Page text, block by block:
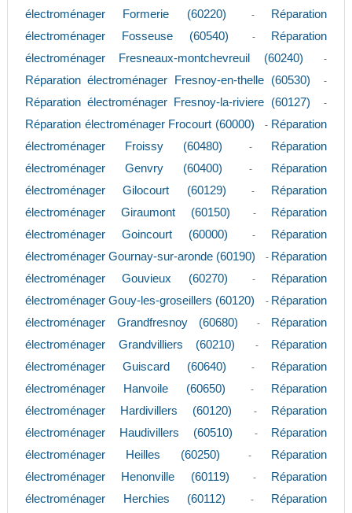
électroménager Formerie (60220)
-
Réparation
électroménager Fosseuse (60540)
-
Réparation
électroménager Fresneaux-montchevreuil (60240)
-
Réparation électroménager Fresnoy-en-thelle (60530) -
Réparation électroménager Fresnoy-la-riviere (60127) -
Réparation électroménager Frocourt (60000) - Réparation
électroménager Froissy (60480)
-
Réparation
électroménager Genvry (60400)
-
Réparation
électroménager Gilocourt (60129)
-
Réparation
électroménager Giraumont (60150)
-
Réparation
électroménager Goincourt (60000)
-
Réparation
électroménager Gournay-sur-aronde (60190)
- Réparation
électroménager Gouvieux (60270)
-
Réparation
électroménager Gouy-les-groseillers (60120)
- Réparation
électroménager Grandfresnoy (60680)
-
Réparation
électroménager Grandvilliers (60210)
-
Réparation
électroménager Guiscard (60640)
-
Réparation
électroménager Hanvoile (60650)
-
Réparation
électroménager Hardivillers (60120)
-
Réparation
électroménager Haudivillers (60510)
-
Réparation
électroménager Heilles (60250)
-
Réparation
électroménager Henonville (60119)
-
Réparation
électroménager Herchies (60112)
-
Réparation